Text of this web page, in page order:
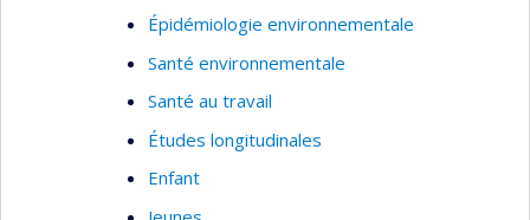
Épidémiologie environnementale
Santé environnementale
Santé au travail
Études longitudinales
Enfant